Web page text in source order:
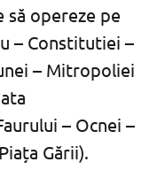
să opereze pe
– Constitutiei –
– Mitropoliei
– Ocnei –
Gării).